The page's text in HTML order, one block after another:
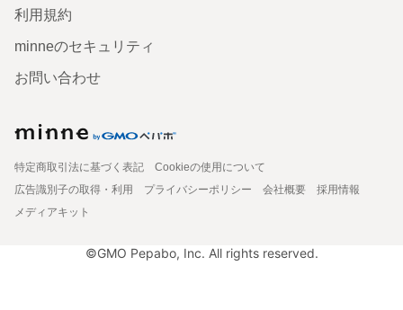
利用規約
minneのセキュリティ
お問い合わせ
特定商取引法に基づく表記
Cookieの使用について
広告識別子の取得・利用
プライバシーポリシー 会社概要
採用情報
メディアキット
©GMO Pepabo, Inc. All rights reserved.